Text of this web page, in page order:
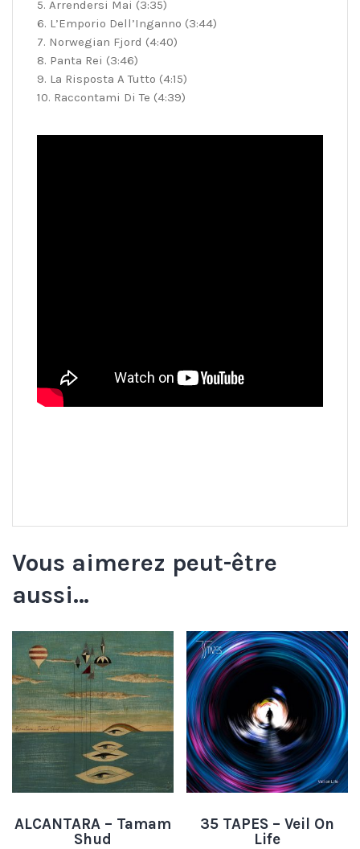
5. Arrendersi Mai (3:35)
6. L’Emporio Dell’Inganno (3:44)
7. Norwegian Fjord (4:40)
8. Panta Rei (3:46)
9. La Risposta A Tutto (4:15)
10. Raccontami Di Te (4:39)
Vous aimerez peut-être
aussi…
ALCANTARA – Tamam
Shud
35 TAPES – Veil On
Life